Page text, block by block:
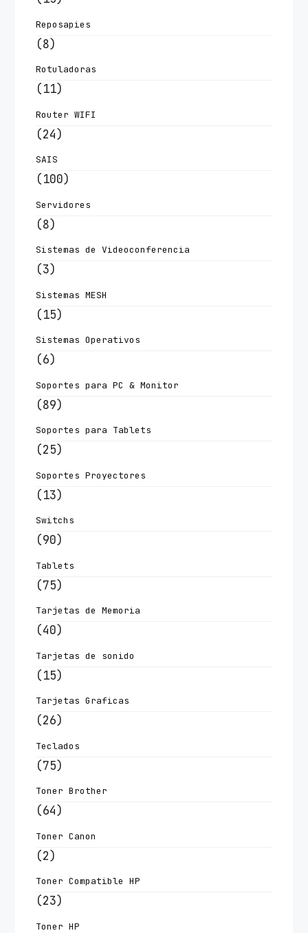
Reposapies
(8)
Rotuladoras
(11)
Router WIFI
(24)
SAIS
(100)
Servidores
(8)
Sistemas de Videoconferencia
(3)
Sistemas MESH
(15)
Sistemas Operativos
(6)
Soportes para PC & Monitor
(89)
Soportes para Tablets
(25)
Soportes Proyectores
(13)
Switchs
(90)
Tablets
(75)
Tarjetas de Memoria
(40)
Tarjetas de sonido
(15)
Tarjetas Graficas
(26)
Teclados
(75)
Toner Brother
(64)
Toner Canon
(2)
Toner Compatible HP
(23)
Toner HP